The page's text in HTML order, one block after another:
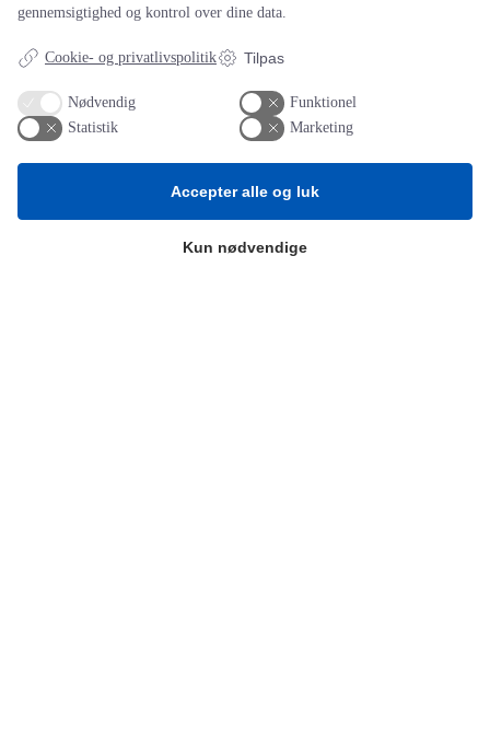
Altombyen
Altomhjemmet
Lidt af hvert…
Erhvervsvittigheder
gennemsigtighed og kontrol over dine data.
Cookie- og privatlivspolitik Tilpas
Nødvendig
Funktionel
Statistik
Marketing
Kun nødvendige
Accepter alle og luk